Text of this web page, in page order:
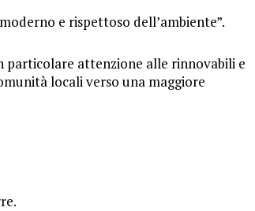
e rispettoso dell’ambiente”.
particolare attenzione alle rinnovabili e
locali verso una maggiore